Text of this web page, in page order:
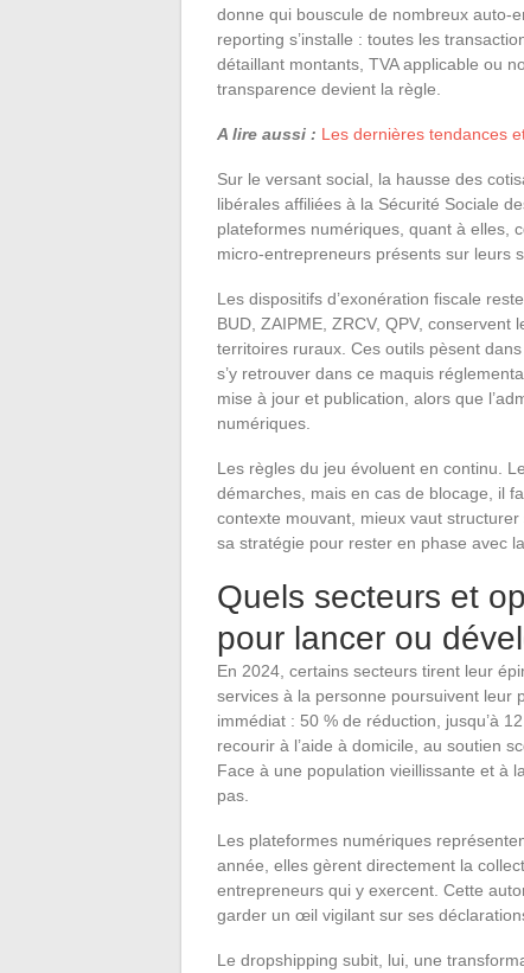
donne qui bouscule de nombreux auto-
reporting s’installe : toutes les
détaillant montants, TVA applicable ou
transparence devient la règle.
A lire aussi : Les dernières tendances
Sur le versant social, la hausse des
libérales affiliées à la Sécurité Sociale
plateformes numériques, quant à elles,
micro-entrepreneurs présents sur leurs
Les dispositifs d’exonération fiscale
BUD, ZAIPME, ZRCV, QPV, conservent
territoires ruraux. Ces outils pèsent
s’y retrouver dans ce maquis
mise à jour et publication, alors que
numériques.
Les règles du jeu évoluent en continu.
démarches, mais en cas de blocage, il
contexte mouvant, mieux vaut
sa stratégie pour rester en phase avec
Quels secteurs et
pour lancer ou
En 2024, certains secteurs tirent leur
services à la personne poursuivent leur
immédiat : 50 % de réduction, jusqu’à
recourir à l’aide à domicile, au soutien
Face à une population vieillissante et à
pas.
Les plateformes numériques
année, elles gèrent directement la
entrepreneurs qui y exercent. Cette
garder un œil vigilant sur ses
Le dropshipping subit, lui, une